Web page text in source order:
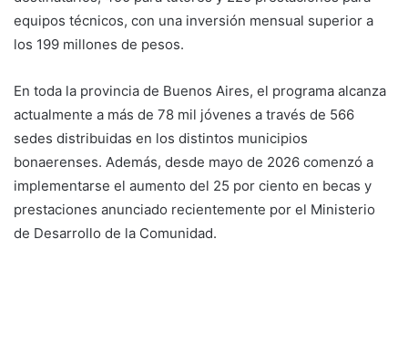
equipos técnicos, con una inversión mensual superior a
los 199 millones de pesos.
En toda la provincia de Buenos Aires, el programa alcanza
actualmente a más de 78 mil jóvenes a través de 566
sedes distribuidas en los distintos municipios
bonaerenses. Además, desde mayo de 2026 comenzó a
implementarse el aumento del 25 por ciento en becas y
prestaciones anunciado recientemente por el Ministerio
de Desarrollo de la Comunidad.